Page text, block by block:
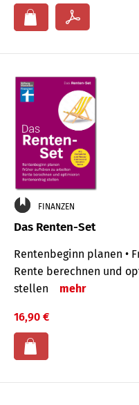
FINANZEN
Das Renten-Set
Rentenbeginn planen •
Rente berechnen und
stellen
mehr
16,90 €